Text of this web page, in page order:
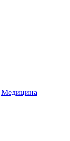
Медицина